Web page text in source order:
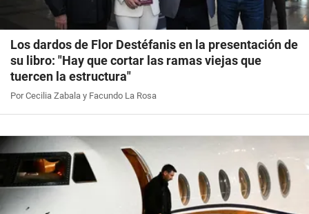
Los dardos de Flor Destéfanis en la presentación de
su libro: "Hay que cortar las ramas viejas que
tuercen la estructura"
Por Cecilia Zabala y Facundo La Rosa